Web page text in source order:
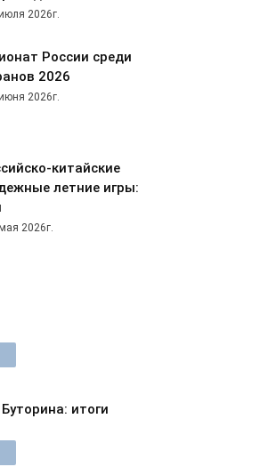
2026г.
России среди
2026
2026г.
китайские
летние игры:
2026г.
итоги